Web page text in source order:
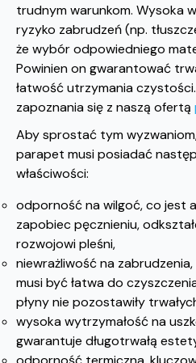
trudnym warunkom. Wysoka
ryzyko zabrudzeń (np.
że wybór odpowiedniego
Powinien on gwarantować
łatwość utrzymania
zapoznania się z naszą ofertą
Aby sprostać tym
parapet musi posiadać
właściwości:
odporność na wilgoć, co jest
zapobiec pęcznieniu,
rozwojowi pleśni,
niewrażliwość na
musi być łatwa do
płyny nie pozostawiły
wysoka wytrzymałość na
gwarantuje długotrwałą